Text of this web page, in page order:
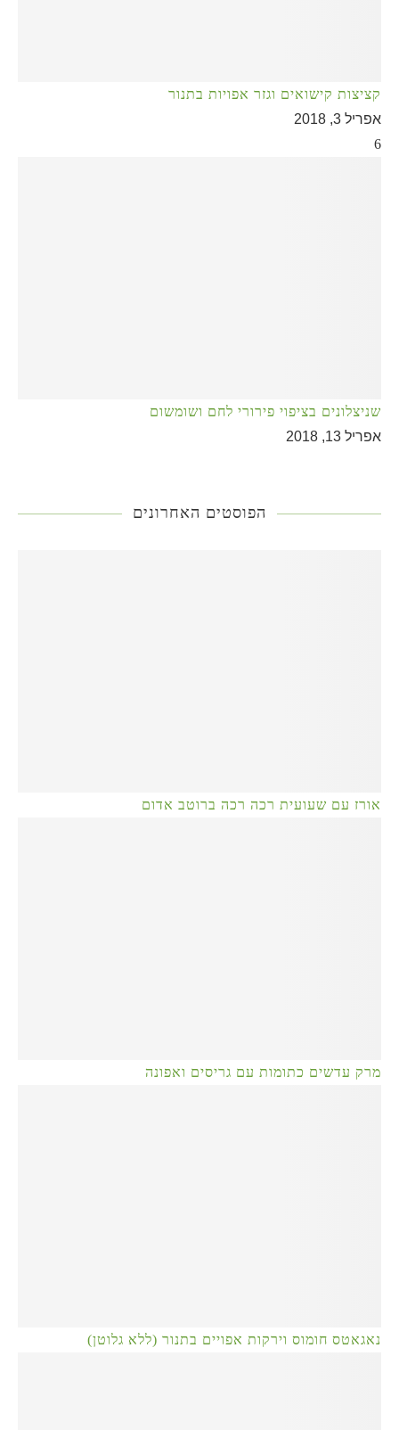
קציצות קישואים וגזר אפויות בתנור
אפריל 3, 2018
6
שניצלונים בציפוי פירורי לחם ושומשום
אפריל 13, 2018
הפוסטים האחרונים
אורז עם שעועית רכה רכה ברוטב אדום
מרק עדשים כתומות עם גריסים ואפונה
נאגאטס חומוס וירקות אפויים בתנור (ללא גלוטן)